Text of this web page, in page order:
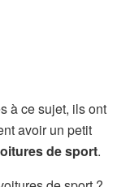
à ce sujet, ils ont
avoir un petit
de sport.